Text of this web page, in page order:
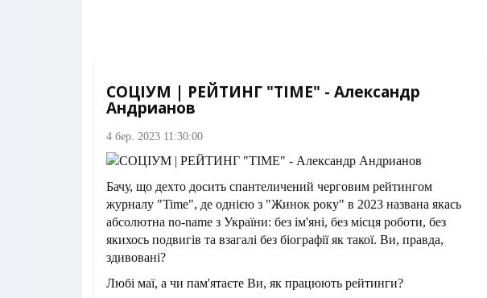
СОЦІУМ | РЕЙТИНГ "TIME" - Александр
Андрианов
4 бер. 2023 11:30:00
Бачу, що дехто досить спантеличений черговим рейтингом
журналу "Time", де однією з "Жинок року" в 2023 названа якась
абсолютна no-name з України: без ім'яні, без місця роботи, без
якихось подвигів та взагалі без біографії як такої. Ви, правда,
здивовані?
Любі маї, а чи пам'ятаєте Ви, як працюють рейтинги?